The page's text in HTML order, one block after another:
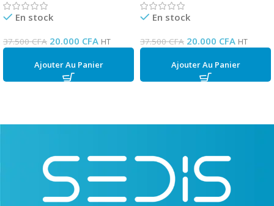
En stock
37.500CFA 20.000 CFA HT
Ajouter Au Panier
En stock
37.500CFA 20.000 CFA HT
Ajouter Au Panier